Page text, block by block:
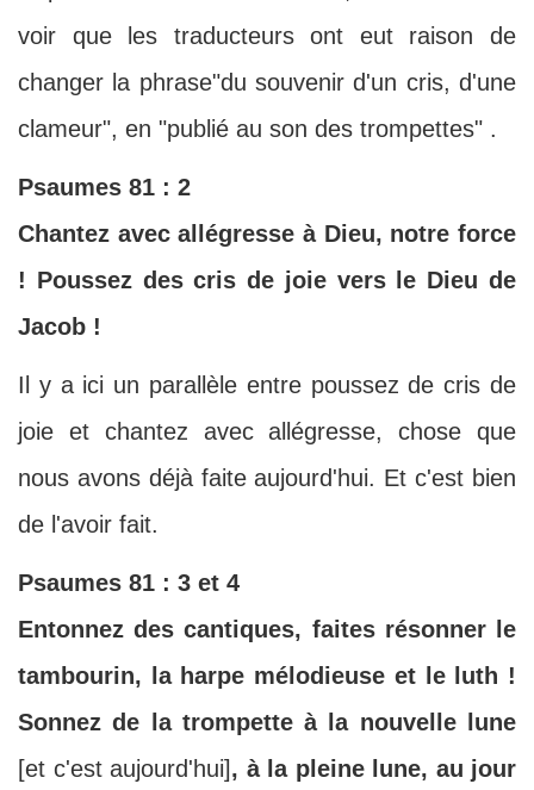
voir que les traducteurs ont eut raison de
changer la phrase"du souvenir d'un cris, d'une
clameur", en "publié au son des trompettes" .
Psaumes 81 : 2
Chantez avec allégresse à Dieu, notre force
! Poussez des cris de joie vers le Dieu de
Jacob !
Il y a ici un parallèle entre poussez de cris de
joie et chantez avec allégresse, chose que
nous avons déjà faite aujourd'hui. Et c'est bien
de l'avoir fait.
Psaumes 81 : 3 et 4
Entonnez des cantiques, faites résonner le
tambourin, la harpe mélodieuse et le luth !
Sonnez de la trompette à la nouvelle lune
[et c'est aujourd'hui], à la pleine lune, au jour